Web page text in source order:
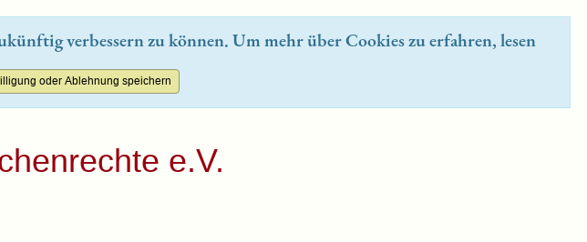
verbessern zu können. Um mehr über Cookies zu erfahren, lesen
e.V.